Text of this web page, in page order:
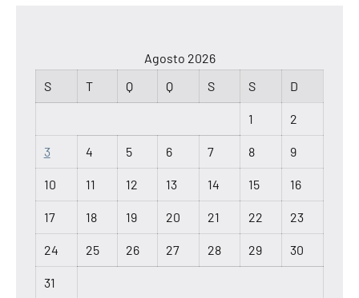
Agosto 2026
S
T Q Q S S D
1 2
3 4 5 6 7 8 9
10 11 12 13 14 15 16
17 18 19 20 21 22 23
24 25 26 27 28 29 30
31